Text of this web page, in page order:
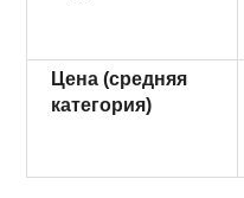
Цена (средняя
категория)